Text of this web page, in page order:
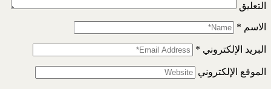
التعليق
الاسم *
البريد الإلكتروني *
الموقع الإلكتروني